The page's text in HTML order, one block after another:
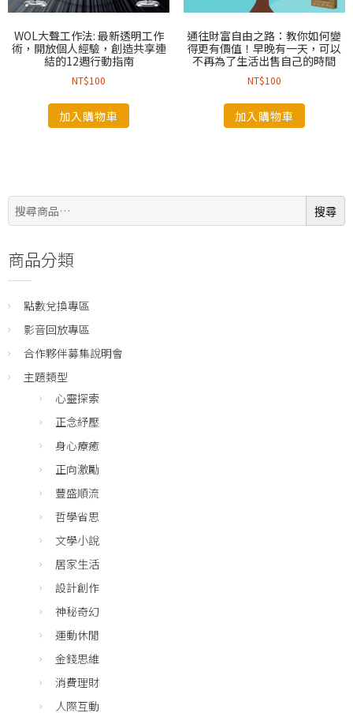
WOL大聲工作法: 最新透明工作
術，開放個人經驗，創造共享連
結的12週行動指南
NT$100
加入購物車
通往財富自由之路：教你如何變
得更有價值！早晚有一天，可以
不再為了生活出售自己的時間
NT$100
加入購物車
搜
尋:
搜尋
商品分類
點數兌換專區
影音回放專區
合作夥伴募集說明會
主題類型
心靈探索
正念紓壓
身心療癒
正向激勵
豐盛順流
哲學省思
文學小說
居家生活
設計創作
神秘奇幻
運動休閒
金錢思維
消費理財
人際互動